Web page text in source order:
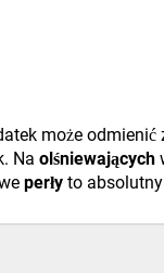
może odmienić
Na olśniewających
perły to